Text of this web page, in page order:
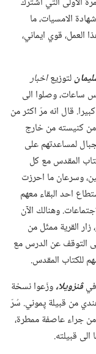
الامسيات،‏ ما
قوي ايماني،‏
لتوزيعاخبار
ساعات،‏ وصلوا الى
قال انه مرّ اكثر من
كنيسته من خارج
لمساعدتهم على
المقدس مع كل
وسرعان ما احرزت
احد البقاء معهم
وهنالك الآن
القرية ممثّل من
التوقف عن الدرس مع
للكتاب المقدس.‏
فيڤنزويلا،‏وزّعوا نسخة
هندي من قبيلة پِموني.‏ سُرّ
من جراء عاصفة ممطرة،‏
قبيلته.‏